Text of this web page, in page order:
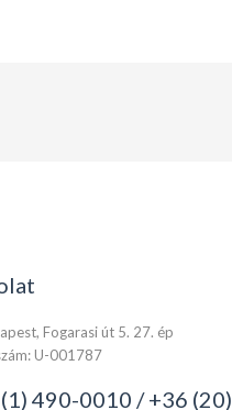
Fogarasi út 5. 27. ép
U-001787
490-0010 / +36 (20)